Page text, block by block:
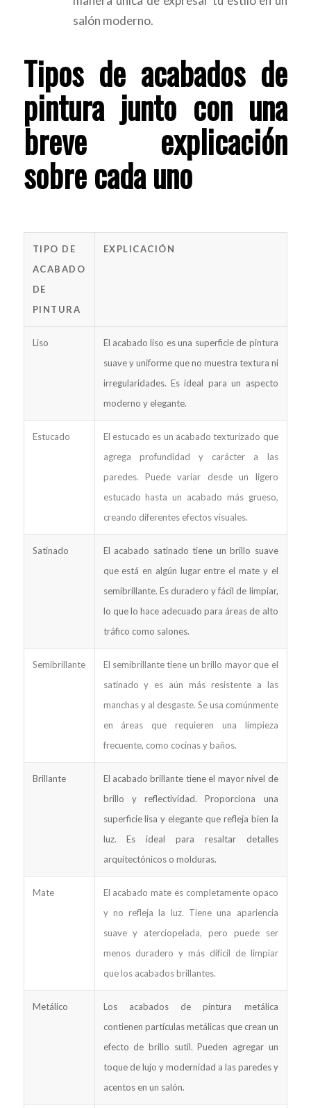
salón moderno.
Tipos de acabados de
pintura junto con una
breve explicación
sobre cada uno
TIPO DE
ACABADO
DE
PINTURA
EXPLICACIÓN
Liso
El acabado liso es una superficie de pintura
suave y uniforme que no muestra textura ni
irregularidades. Es ideal para un aspecto
moderno y elegante.
Estucado
El estucado es un acabado texturizado que
agrega profundidad y carácter a las
paredes. Puede variar desde un ligero
estucado hasta un acabado más grueso,
creando diferentes efectos visuales.
Satinado
El acabado satinado tiene un brillo suave
que está en algún lugar entre el mate y el
semibrillante. Es duradero y fácil de limpiar,
lo que lo hace adecuado para áreas de alto
tráfico como salones.
Semibrillante
El semibrillante tiene un brillo mayor que el
satinado y es aún más resistente a las
manchas y al desgaste. Se usa comúnmente
en áreas que requieren una limpieza
frecuente, como cocinas y baños.
Brillante
El acabado brillante tiene el mayor nivel de
brillo y reflectividad. Proporciona una
superficie lisa y elegante que refleja bien la
luz. Es ideal para resaltar detalles
arquitectónicos o molduras.
Mate
El acabado mate es completamente opaco
y no refleja la luz. Tiene una apariencia
suave y aterciopelada, pero puede ser
menos duradero y más difícil de limpiar
que los acabados brillantes.
Metálico
Los acabados de pintura metálica
contienen partículas metálicas que crean un
efecto de brillo sutil. Pueden agregar un
toque de lujo y modernidad a las paredes y
acentos en un salón.